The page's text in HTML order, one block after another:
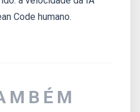
Code humano.